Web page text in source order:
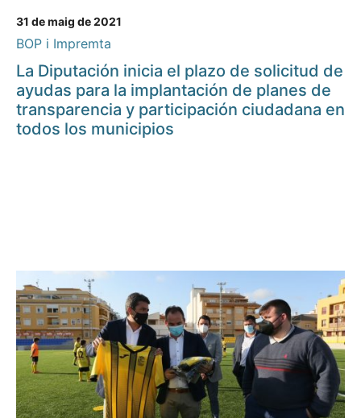
31 de maig de 2021
BOP i Impremta
La Diputación inicia el plazo de solicitud de
ayudas para la implantación de planes de
transparencia y participación ciudadana en
todos los municipios